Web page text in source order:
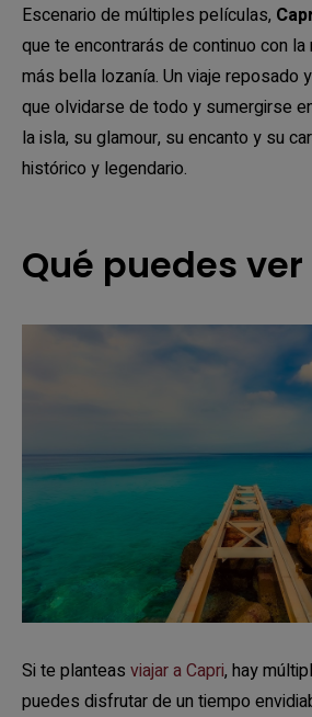
Escenario de múltiples películas,
que te encontrarás de continuo con la
más bella lozanía. Un viaje reposado
que olvidarse de todo y sumergirse
la isla, su glamour, su encanto y su
histórico y legendario.
Qué puedes
Si te planteas viajar a Capri, hay
puedes disfrutar de un tiempo